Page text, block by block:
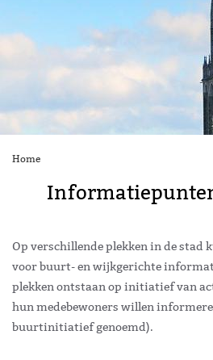
Home
Op verschillende plekken in de stad
voor buurt- en wijkgerichte
plekken ontstaan op initiatief van
hun medebewoners willen
buurtinitiatief genoemd).